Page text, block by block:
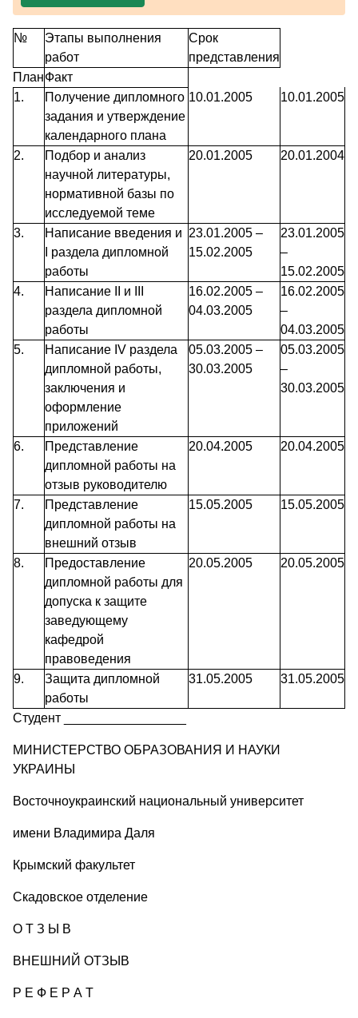
№
Этапы выполнения
работ
Срок
представления
ПланФакт
1.
Получение дипломного
задания и утверждение
календарного плана
10.01.2005 10.01.2005
2.
Подбор и анализ
научной литературы,
нормативной базы по
исследуемой теме
20.01.2005 20.01.2004
3.
Написание введения и
I раздела дипломной
работы
23.01.2005 –
15.02.2005
23.01.2005
–
15.02.2005
4.
Написание II и III
раздела дипломной
работы
16.02.2005 –
04.03.2005
16.02.2005
–
04.03.2005
5.
Написание IV раздела
дипломной работы,
заключения и
оформление
приложений
05.03.2005 –
30.03.2005
05.03.2005
–
30.03.2005
6.
Представление
дипломной работы на
отзыв руководителю
20.04.2005 20.04.2005
7.
Представление
дипломной работы на
внешний отзыв
15.05.2005 15.05.2005
8.
Предоставление
дипломной работы для
допуска к защите
заведующему
кафедрой
правоведения
20.05.2005 20.05.2005
9.
Защита дипломной
работы
31.05.2005 31.05.2005
Студент _________________
МИНИСТЕРСТВО ОБРАЗОВАНИЯ И НАУКИ
УКРАИНЫ
Восточноукраинский национальный университет
имени Владимира Даля
Крымский факультет
Скадовское отделение
О Т З Ы В
ВНЕШНИЙ ОТЗЫВ
Р Е Ф Е Р А Т